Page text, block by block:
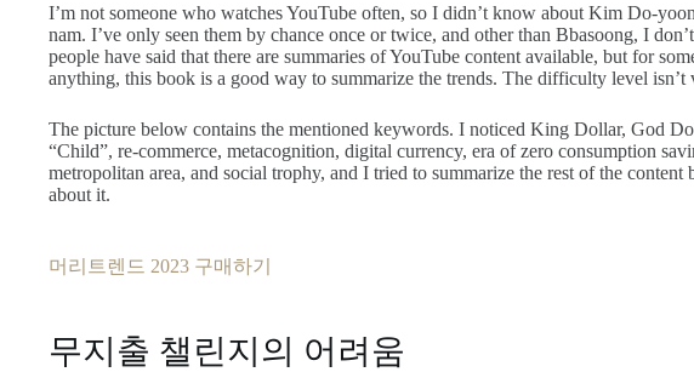
I’m not someone who watches YouTube often, so I didn’t know about Kim Do-
nam. I’ve only seen them by chance once or twice, and other than Bbasoong, I
people have said that there are summaries of YouTube content available, but for
anything, this book is a good way to summarize the trends. The difficulty level isn’t
The picture below contains the mentioned keywords. I noticed King Dollar, God
“Child”, re-commerce, metacognition, digital currency, era of zero consumption
metropolitan area, and social trophy, and I tried to summarize the rest of the
about it.
머리트렌드 2023 구매하기
무지출 챌린지의 어려움